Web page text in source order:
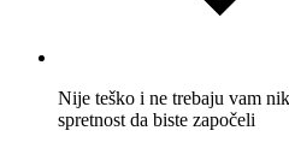
Nije teško i ne trebaju vam
spretnost da biste započeli